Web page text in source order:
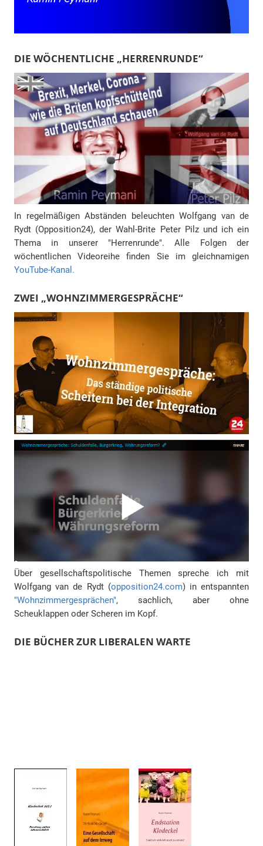
DIE WÖCHENTLICHE „HERRENRUNDE“
In regelmäßigen Abständen beleuchten Wolfgang van de
Rydt (Opposition24), der Wahl-Brite Peter Pilz und ich ein
Thema in unserer "Herrenrunde". Alle Folgen der
wöchentlichen Videoreihe finden Sie im gleichnamigen
YouTube-Kanal.
ZWEI „WOHNZIMMERGESPRÄCHE“
Über gesellschaftspolitische Themen spreche ich mit
Wolfgang van de Rydt (opposition24.com) in entspannten
"Wohnzimmergesprächen", sachlich, aber ohne
Scheuklappen oder Scheren im Kopf.
DIE BÜCHER ZUR LIBERALEN WARTE